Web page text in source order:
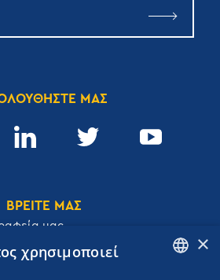
ΜΑΣ
ΒΡΕΙΤΕ ΜΑΣ
μας
×
χρησιμοποιεί